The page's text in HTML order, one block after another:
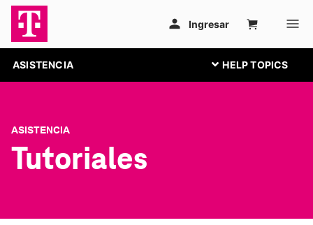
ASISTENCIA
ASISTENCIA
Tutoriales